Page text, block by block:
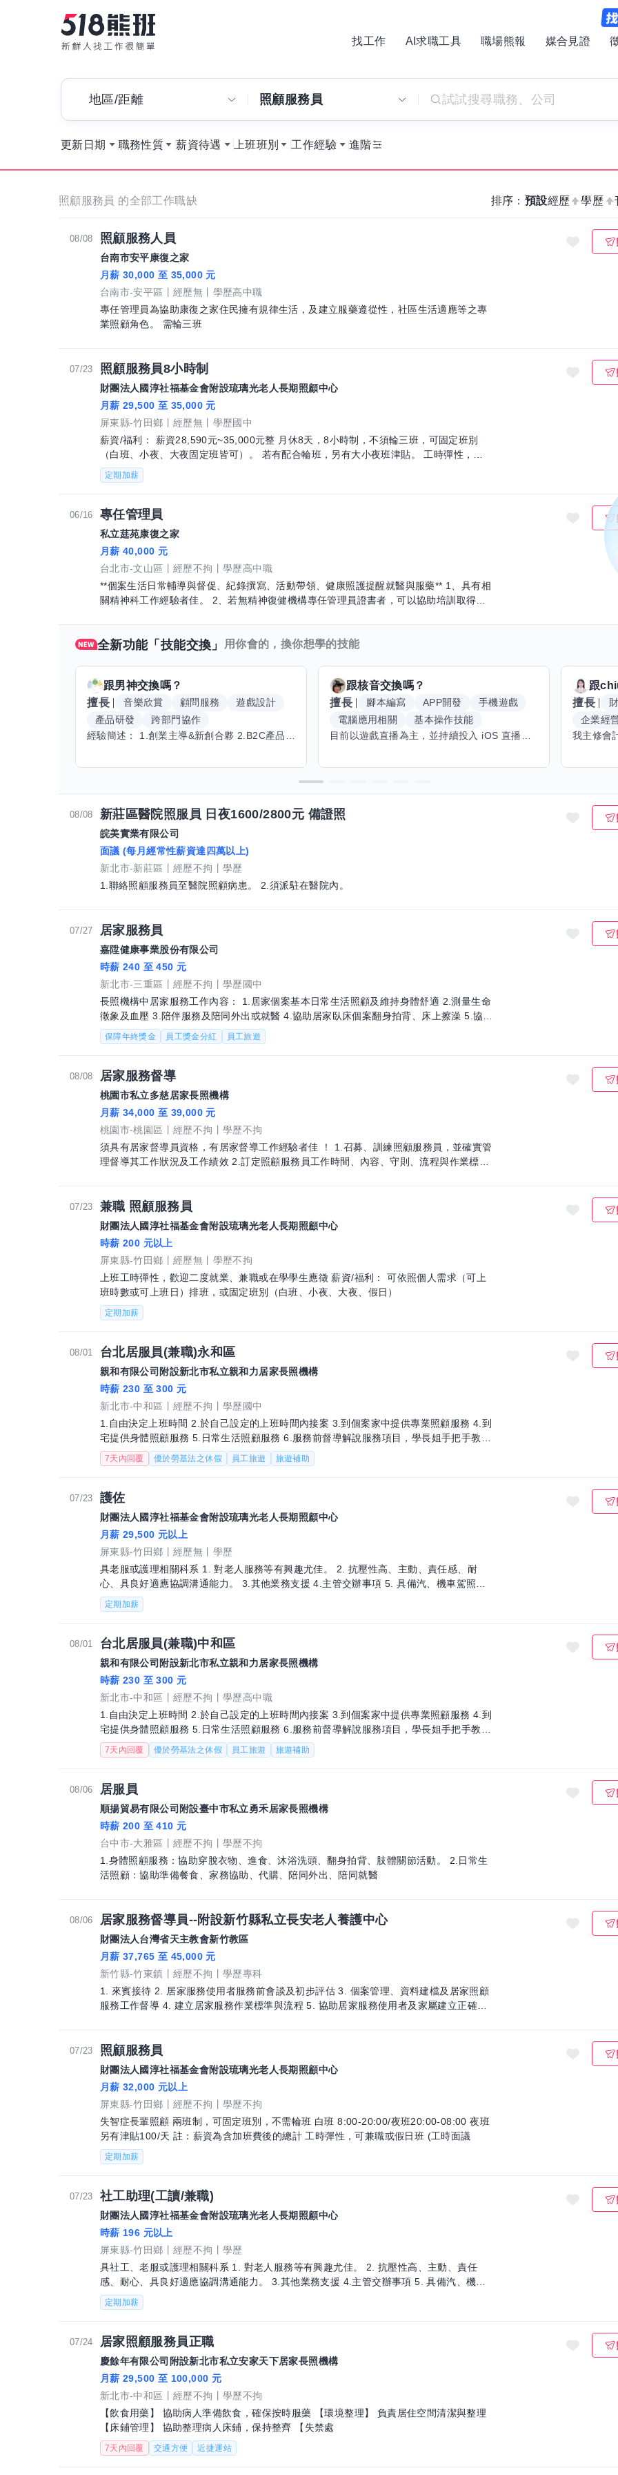
找工作 AI求職工具 職場熊報 媒合見證
地區/距離 照顧服務員
更新日期 職務性質 薪資待遇 上班班別 工作經驗 進階
照顧服務員 的全部工作職缺 排序： 預設經歷 學歷
08/08 照顧服務人員
台南市安平康復之家
月薪 30,000 至 35,000 元
台南市-安平區
經歷無
學歷高中職
專任管理員為協助康復之家住民擁有規律生活，及建立服藥遵從性，社區生活適應等之專
業照顧角色。 需輪三班
07/23 照顧服務員8小時制
財團法人國淳社福基金會附設琉璃光老人長期照顧中心
月薪 29,500 至 35,000 元
屏東縣-竹田鄉
經歷無
學歷國中
薪資/福利： 薪資28,590元~35,000元整 月休8天，8小時制，不須輪三班，可固定班別
（白班、小夜、大夜固定班皆可）。 若有配合輪班，另有大小夜班津貼。 工時彈性，可
兼職或假日班 (工時面議）
定期加薪
06/16 專任管理員
私立莛苑康復之家
月薪 40,000 元
台北市-文山區
經歷不拘
學歷高中職
**個案生活日常輔導與督促、紀錄撰寫、活動帶領、健康照護提醒就醫與服藥** 1、具有相
關精神科工作經驗者佳。 2、若無精神復健機構專任管理員證書者，可以協助培訓取得證
全新功能「技能交換」 用你會的，換你想學的技能
跟男神交換嗎？
擅長
音樂欣賞 顧問服務
遊戲設計
產品研發
跨部門協作
經驗簡述： 1.創業主導&新創合夥 2.B2C產品開發運營一條龍 3.AI應用開發與量化研究新創 標籤話題都可以聊，開放交流 找尋共同創業機會，亦歡迎新創收編
跟核音交換嗎？
擅長
腳本編寫 APP開發
手機遊戲
電腦應用相關
基本操作技能
目前以遊戲直播為主，並持續投入 iOS 直播推流應用開發。對直播技術、影音串流、AI 應用、內容創作與產品設計有濃厚興趣，平時透過實作累積開發經驗，也持續學習 Godot 遊戲開發、影音剪輯、音樂創作與編曲等相關技術。 希望透過技能交換認識不同背景的夥伴，一起交流開發經驗、Side Project、AI 工作流程、內容創作與職涯發展。如果你也對程式開發、直播技術、設計、美術、Cosplay、造型、化妝、攝影、影音製作、音樂創作等領域有興趣，都很歡迎交流，彼此分享經驗、互相學習，一起成長。
跟
擅長
企業經
08/08 新莊區醫院照服員 日夜1600/2800元 備證照
皖美實業有限公司
面議 (每月經常性薪資達四萬以上)
新北市-新莊區
經歷不拘
學歷
1.聯絡照顧服務員至醫院照顧病患。 2.須派駐在醫院內。
07/27 居家服務員
嘉陞健康事業股份有限公司
時薪 240 至 450 元
新北市-三重區
經歷不拘
學歷國中
長照機構中居家服務工作內容： 1.居家個案基本日常生活照顧及維持身體舒適 2.測量生命
徵象及血壓 3.陪伴服務及陪同外出或就醫 4.協助居家臥床個案翻身拍背、床上擦澡 5.協助
居家個案沐浴及灌食餵食
保障年終獎金 員工獎金分紅 員工旅遊
08/08 居家服務督導
桃園市私立多慈居家長照機構
月薪 34,000 至 39,000 元
桃園市-桃園區
經歷不拘
學歷不拘
須具有居家督導員資格，有居家督導工作經驗者佳 ！ 1.召募、訓練照顧服務員，並確實管
理督導其工作狀況及工作績效 2.訂定照顧服務員工作時間、內容、守則、流程與作業標
07/23 兼職 照顧服務員
財團法人國淳社福基金會附設琉璃光老人長期照顧中心
時薪 200 元以上
屏東縣-竹田鄉
經歷無
學歷不拘
上班工時彈性，歡迎二度就業、兼職或在學學生應徵 薪資/福利： 可依照個人需求（可上
班時數或可上班日）排班，或固定班別（白班、小夜、大夜、假日）
定期加薪
08/01 台北居服員(兼職)永和區
親和有限公司附設新北市私立親和力居家長照機構
時薪 230 至 300 元
新北市-中和區
經歷不拘
學歷國中
1.自由決定上班時間 2.於自己設定的上班時間內接案 3.到個案家中提供專業照顧服務 4.到
宅提供身體照顧服務 5.日常生活照顧服務 6.服務前督導解說服務項目，學長姐手把手教學
實作 拆帳模式6/4拆
7天內回覆 優於勞基法之休假 員工旅遊 旅遊補助
07/23 護佐
財團法人國淳社福基金會附設琉璃光老人長期照顧中心
月薪 29,500 元以上
屏東縣-竹田鄉
經歷無
學歷
具老服或護理相關科系 1. 對老人服務等有興趣尤佳。 2. 抗壓性高、主動、責任感、耐
心、具良好適應協調溝通能力。 3.其他業務支援 4.主管交辦事項 5. 具備汽、機車駕照者
尤佳
定期加薪
08/01 台北居服員(兼職)中和區
親和有限公司附設新北市私立親和力居家長照機構
時薪 230 至 300 元
新北市-中和區
經歷不拘
學歷高中職
1.自由決定上班時間 2.於自己設定的上班時間內接案 3.到個案家中提供專業照顧服務 4.到
宅提供身體照顧服務 5.日常生活照顧服務 6.服務前督導解說服務項目，學長姐手把手教學
實作 拆帳模式6/4拆
7天內回覆 優於勞基法之休假 員工旅遊 旅遊補助
08/06 居服員
順揚貿易有限公司附設臺中市私立勇禾居家長照機構
時薪 200 至 410 元
台中市-大雅區
經歷不拘
學歷不拘
1.身體照顧服務：協助穿脫衣物、進食、沐浴洗頭、翻身拍背、肢體關節活動。 2.日常生
活照顧：協助準備餐食、家務協助、代購、陪同外出、陪同就醫
08/06 居家服務督導員--附設新竹縣私立長安老人養護中心
財團法人台灣省天主教會新竹教區
月薪 37,765 至 45,000 元
新竹縣-竹東鎮
經歷不拘
學歷專科
1. 來賓接待 2. 居家服務使用者服務前會談及初步評估 3. 個案管理、資料建檔及居家照顧
服務工作督導 4. 建立居家服務作業標準與流程 5. 協助居家服務使用者及家屬建立正確照
07/23 照顧服務員
財團法人國淳社福基金會附設琉璃光老人長期照顧中心
月薪 32,000 元以上
屏東縣-竹田鄉
經歷不拘
學歷不拘
失智症長輩照顧 兩班制，可固定班別，不需輪班 白班 8:00-20:00/夜班20:00-08:00 夜班
另有津貼100/天 註：薪資為含加班費後的總計 工時彈性，可兼職或假日班 (工時面議
定期加薪
07/23 社工助理(工讀/兼職)
財團法人國淳社福基金會附設琉璃光老人長期照顧中心
時薪 196 元以上
屏東縣-竹田鄉
經歷不拘
學歷
具社工、老服或護理相關科系 1. 對老人服務等有興趣尤佳。 2. 抗壓性高、主動、責任
感、耐心、具良好適應協調溝通能力。 3.其他業務支援 4.主管交辦事項 5. 具備汽、機車
駕照者尤佳
定期加薪
07/24 居家照顧服務員正職
慶餘年有限公司附設新北市私立安家天下居家長照機構
月薪 29,500 至 100,000 元
新北市-中和區
經歷不拘
學歷不拘
【飲食用藥】 協助病人準備飲食，確保按時服藥 【環境整理】 負責居住空間清潔與整理
【床鋪管理】 協助整理病人床鋪，保持整齊 【失禁處
7天內回覆 交通方便 近捷運站